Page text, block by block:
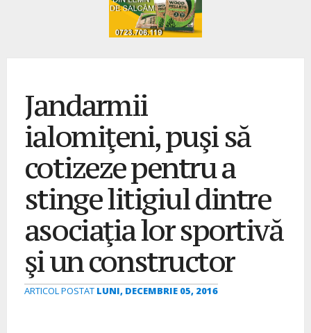
Jandarmii
ialomiţeni, puşi să
cotizeze pentru a
stinge litigiul dintre
asociaţia lor sportivă
şi un constructor
ARTICOL POSTAT LUNI, DECEMBRIE 05, 2016